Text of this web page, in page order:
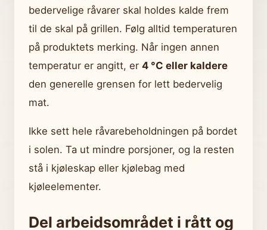
bedervelige råvarer skal holdes kalde frem
til de skal på grillen. Følg alltid temperaturen
på produktets merking. Når ingen annen
temperatur er angitt, er 4 °C eller kaldere
den generelle grensen for lett bedervelig
mat.
Ikke sett hele råvarebeholdningen på bordet
i solen. Ta ut mindre porsjoner, og la resten
stå i kjøleskap eller kjølebag med
kjøleelementer.
Del arbeidsområdet i rått og